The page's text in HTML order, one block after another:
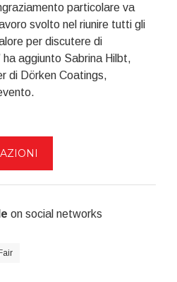
particolare va
svolto nel riunire tutti gli
per discutere di
aggiunto Sabrina Hilbt,
di Dörken Coatings,
on social networks